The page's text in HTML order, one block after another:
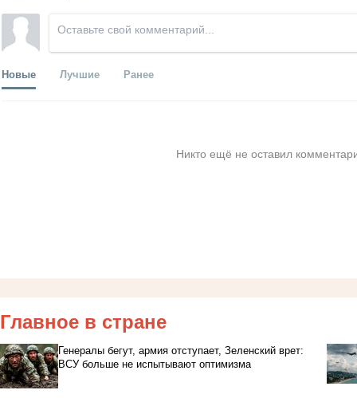
Новые Лучшие Ранее
Никто ещё не оставил
Главное в стране
Генералы бегут, армия отступает, Зеленский врет:
ВСУ больше не испытывают оптимизма